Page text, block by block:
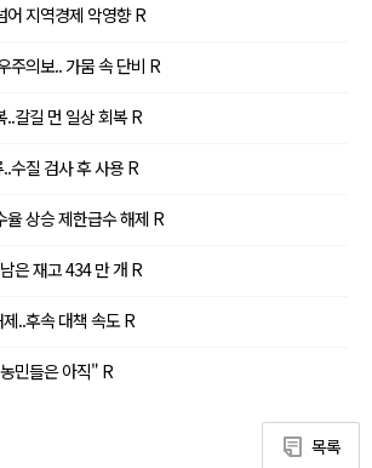
어 지역경제 악영향 R
주의보.. 가뭄 속 단비 R
갈길 먼 일상 회복 R
수질 검사 후 사용 R
율 상승 제한급수 해제 R
은 재고 434 만 개 R
..후속 대책 속도 R
민들은 아직" R
목록